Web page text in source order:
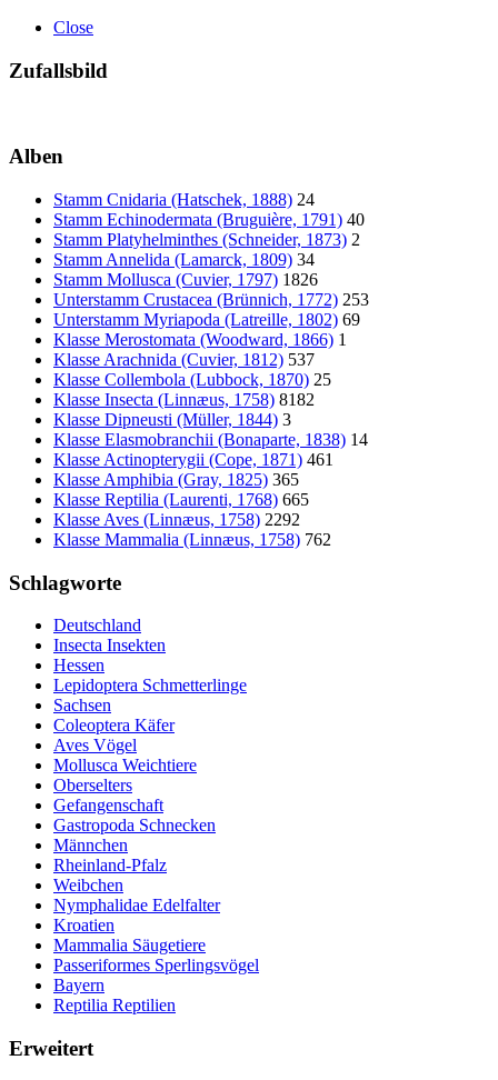
Close
Zufallsbild
Alben
Stamm Cnidaria (Hatschek, 1888) 24
Stamm Echinodermata (Bruguière, 1791) 40
Stamm Platyhelminthes (Schneider, 1873) 2
Stamm Annelida (Lamarck, 1809) 34
Stamm Mollusca (Cuvier, 1797) 1826
Unterstamm Crustacea (Brünnich, 1772) 253
Unterstamm Myriapoda (Latreille, 1802) 69
Klasse Merostomata (Woodward, 1866) 1
Klasse Arachnida (Cuvier, 1812) 537
Klasse Collembola (Lubbock, 1870) 25
Klasse Insecta (Linnæus, 1758) 8182
Klasse Dipneusti (Müller, 1844) 3
Klasse Elasmobranchii (Bonaparte, 1838) 14
Klasse Actinopterygii (Cope, 1871) 461
Klasse Amphibia (Gray, 1825) 365
Klasse Reptilia (Laurenti, 1768) 665
Klasse Aves (Linnæus, 1758) 2292
Klasse Mammalia (Linnæus, 1758) 762
Schlagworte
Deutschland
Insecta Insekten
Hessen
Lepidoptera Schmetterlinge
Sachsen
Coleoptera Käfer
Aves Vögel
Mollusca Weichtiere
Oberselters
Gefangenschaft
Gastropoda Schnecken
Männchen
Rheinland-Pfalz
Weibchen
Nymphalidae Edelfalter
Kroatien
Mammalia Säugetiere
Passeriformes Sperlingsvögel
Bayern
Reptilia Reptilien
Erweitert